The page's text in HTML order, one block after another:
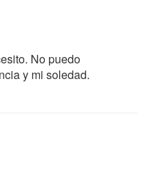
No puedo
y mi soledad.